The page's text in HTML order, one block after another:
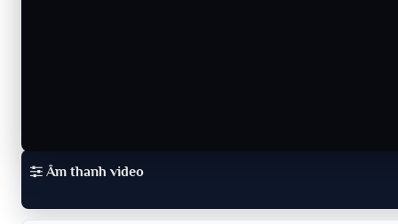
Âm thanh video